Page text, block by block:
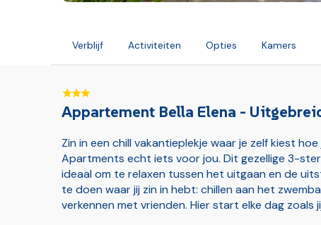
Verblijf Activiteiten Opties Kamers
Ruimbagage (bij vluchten)
Handbagage vlucht (bij vluchten)
Transfer luchthaven-badplaats (bij vluchten)
Appartement Bella Elena -
Zin in een chill vakantieplekje waar je zelf kiest
Apartments echt iets voor jou. Dit gezellige 3-
ideaal om te relaxen tussen het uitgaan en de
te doen waar jij zin in hebt: chillen aan het
verkennen met vrienden. Hier start elke dag zoals